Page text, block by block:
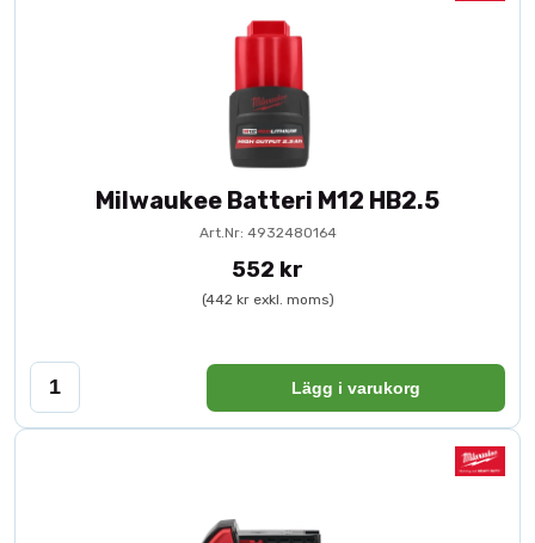
Milwaukee Batteri M12 HB2.5
Art.Nr: 4932480164
552 kr
(442 kr exkl. moms)
Lägg i varukorg